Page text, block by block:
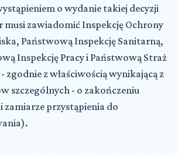
o wydanie takiej decyzji
musi zawiadomić Inspekcję Ochrony
Państwową Inspekcję Sanitarną,
Inspekcję Pracy i Państwową Straż
zgodnie z właściwością wynikającą z
szczególnych - o zakończeniu
zamiarze przystąpienia do